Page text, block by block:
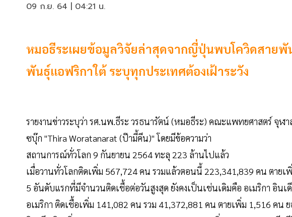
09 ก.ย. 64 | 04:21 น.
หมอธีระเผยข้อมูลวิจัยล่าสุดจากญี่ปุ่นพบโควิดสาย
พันธุ์แอฟริกาใต้ ระบุทุกประเทศต้องเฝ้าระวัง
รายงานข่าวระบุว่า รศ.นพ.ธีระ วรธนารัตน์ (หมอธีระ) คณะแพทยศาสตร์ จุฬ
ซบุ๊ก "Thira Woratanarat (ป๊ามี้คีน)" โดยมีข้อความว่า
สถานการณ์ทั่วโลก 9 กันยายน 2564 ทะลุ 223 ล้านไปแล้ว
เมื่อวานทั่วโลกติดเพิ่ม 567,724 คน รวมแล้วตอนนี้ 223,341,839 คน ตาย
5 อันดับแรกที่มีจำนวนติดเชื้อต่อวันสูงสุด ยังคงเป็นเช่นเดิมคือ อเมริกา อิน
อเมริกา ติดเชื้อเพิ่ม 141,082 คน รวม 41,372,881 คน ตายเพิ่ม 1,516 คน